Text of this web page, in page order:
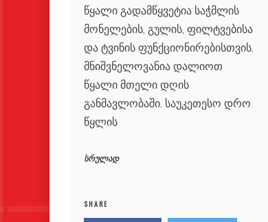
წყალი გადამწყვეტია საჭმლის
მონელების, გულის, ფილტვებისა
და ტვინის ფუნქციონირებისთვის.
მნიშვნელოვანია დალიოთ
წყალი მთელი დღის
განმავლობაში. საუკეთესო დრო
წყლის
სრულად
SHARE